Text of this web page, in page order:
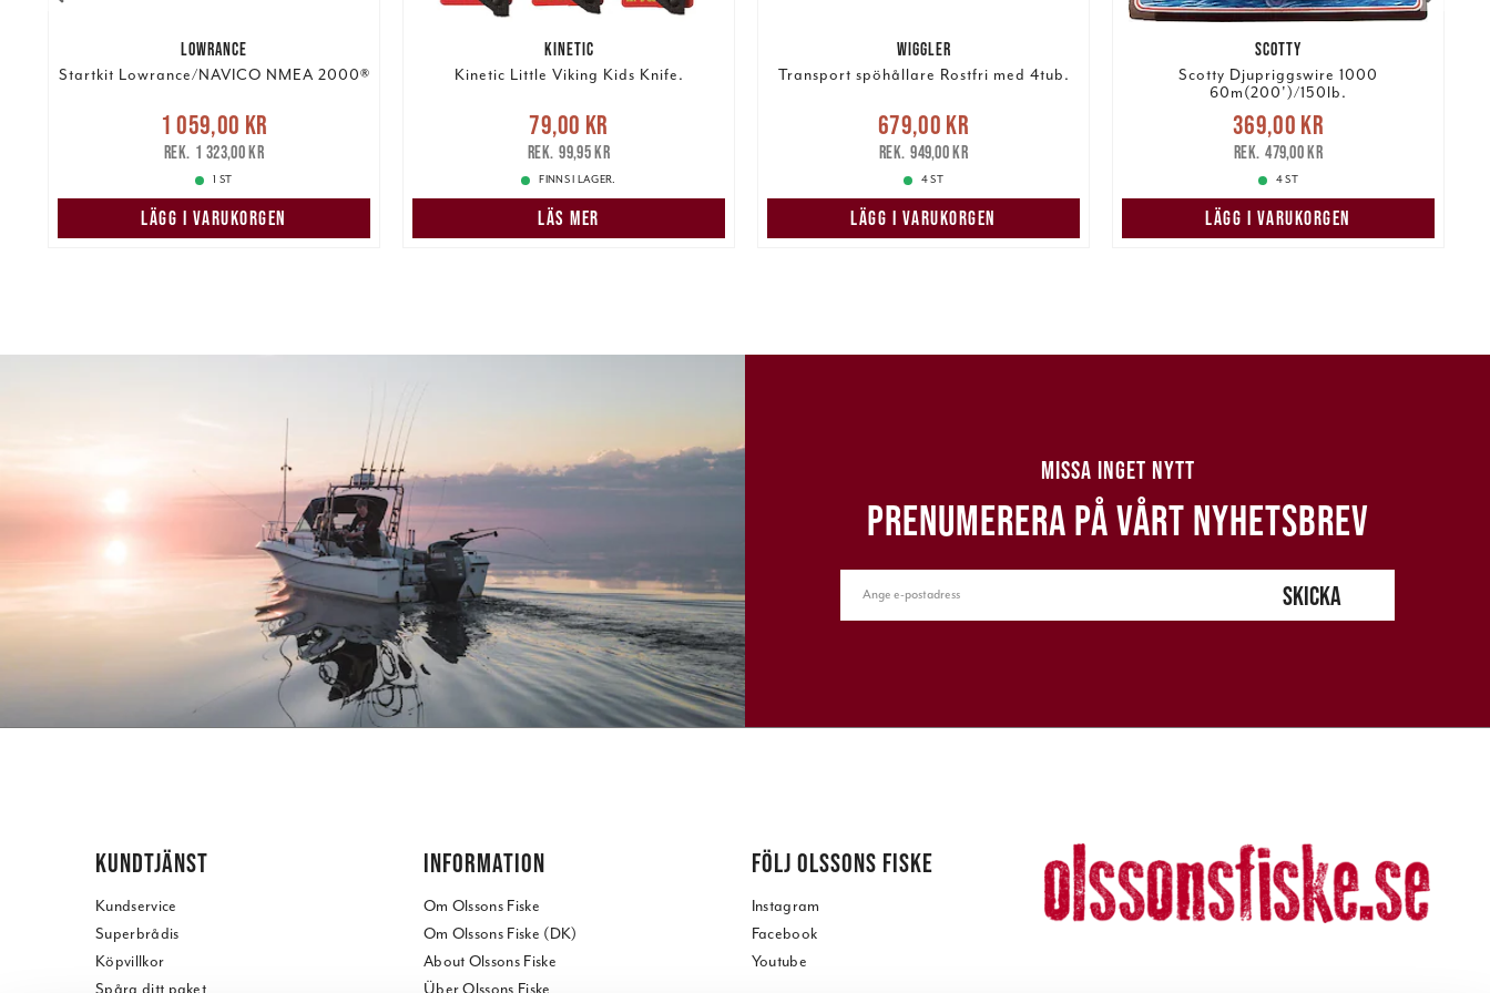
LOWRANCE
Startkit Lowrance/NAVICO NMEA 2000®
Nuvarande pris
1 059,00 krTidigare pris
1 323,00 kr
1 059,00 kr
1 323,00 kr
1 ST
LÄGG I VARUKORGEN
KINETIC
Kinetic Little Viking Kids Knife.
Nuvarande pris :79,00 kr
pris:99,95 kr
79,00 kr
99,95 kr
FINNS I LAGER.
LÄS MER
WIGGLER
Transport spöhållare Rostfri med 4tub.
Nuvarande pris
Tidigare pris
679,00 kr
949,00 kr
4 ST
LÄGG I VARUKORGEN
SCOTTY
Scotty Djupriggswire 1000
60m(200')/150lb.
Nuvarande pris
Tidigare pris
369,00 kr
479,00 kr
4 ST
LÄGG I VARUKORGEN
MISSA INGET NYTT
PRENUMERERA PÅ VÅRT NYHETSBREV
SKICKA
KUNDTJÄNST
Kundservice
Superbrådis
Köpvillkor
INFORMATION
Om Olssons Fiske
Om Olssons Fiske (DK)
About Olssons Fiske
FÖLJ OLSSONS FISKE
Instagram
Facebook
Youtube